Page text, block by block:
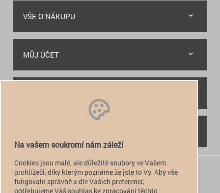
VŠE O NÁKUPU
MŮJ ÚČET
 +420 774 949 776
 info@alfatactical.cz
Na vašem soukromí nám záleží
Cookies jsou malé, ale důležité soubory ve Vašem
prohlížeči, díky kterým poznáme že jste to Vy. Aby vše
fungovalo správně a dle Vašich preferencí,
potřebujeme Váš souhlas ke zpracování těchto